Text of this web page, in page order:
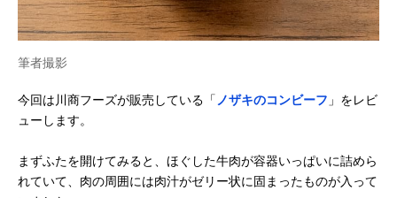
筆者撮影
今回は川商フーズが販売している「 ノザキのコンビーフ 」をレビ
ューします。
まずふたを開けてみると、ほぐした牛肉が容器いっぱいに詰めら
れていて、肉の周囲には肉汁がゼリー状に固まったものが入って